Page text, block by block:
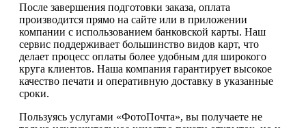
После завершения подготовки заказа, оплата
производится прямо на сайте или в приложении
компании с использованием банковской карты. Наш
сервис поддерживает большинство видов карт, что
делает процесс оплаты более удобным для широкого
круга клиентов. Наша компания гарантирует высокое
качество печати и оперативную доставку в указанные
сроки.
Пользуясь услугами «ФотоПочта», вы получаете не